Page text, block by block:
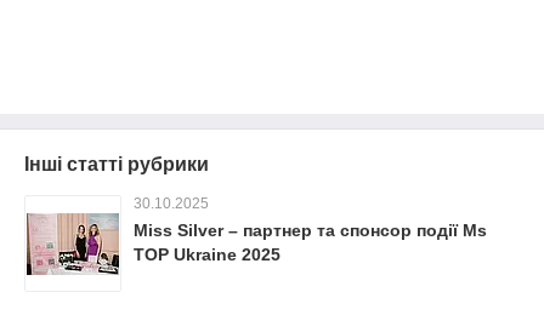
Інші статті рубрики
30.10.2025
Miss Silver – партнер та спонсор події Ms
TOP Ukraine 2025